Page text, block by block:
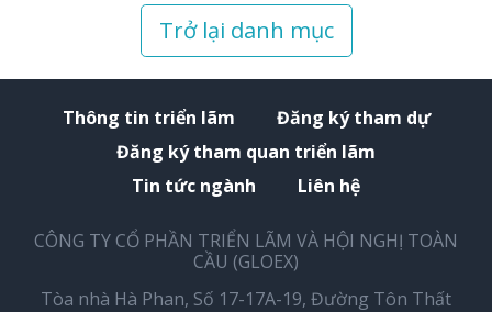
Trở lại danh mục
Thông tin triển lãm
Đăng ký tham dự
Đăng ký tham quan triển lãm
Tin tức ngành
Liên hệ
CÔNG TY CỔ PHẦN TRIỂN LÃM VÀ HỘI NGHỊ TOÀN
CẦU (GLOEX)
Tòa nhà Hà Phan, Số 17-17A-19, Đường Tôn Thất